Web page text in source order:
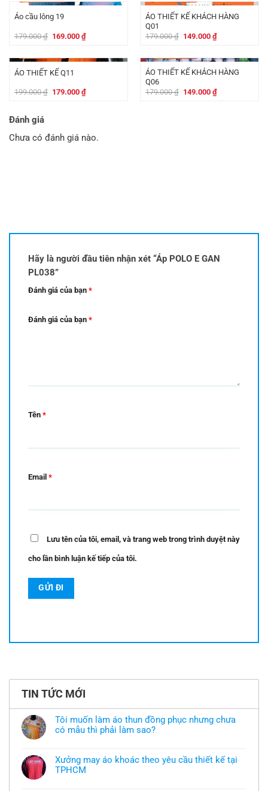
169.000 ₫.
149.000 ₫.
Áo cầu lông 19
179.000₫ Giá
179.000 ₫.
169.000 ₫Giá
hiện
là:
169.000 ₫.
ÁO THIẾT KẾ KHÁCH HÀNG
Q01
179.000₫ Giá
179.000 ₫.
149.000 ₫Giá
hiện
là:
149.000 ₫.
ÁO THIẾT KẾ Q11
199.000₫ Giá
179.000 ₫Giá
hiện
ÁO THIẾT KẾ KHÁCH HÀNG
Q06
179.000₫ Giá
149.000 ₫Giá
hiện
Đánh giá
Chưa có đánh giá nào.
Hãy là người đầu tiên nhận xét “Áp POLO E GAN
PL038”
Đánh giá của bạn *
Đánh giá của bạn *
Tên *
Email *
Lưu tên của tôi, email, và trang web trong trình duyệt này
cho lần bình luận kế tiếp của tôi.
TIN TỨC MỚI
Tôi muốn làm áo thun đồng phục nhưng chưa
có mẫu thì phải làm sao?
bình
luận
ở
Xưởng may áo khoác theo yêu cầu thiết kế tại
TPHCM